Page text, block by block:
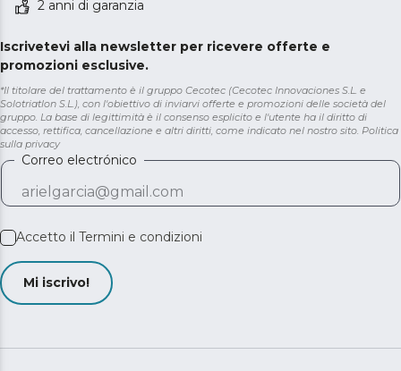
2 anni di garanzia
Iscrivetevi alla newsletter per ricevere offerte e
promozioni esclusive.
*Il titolare del trattamento è il gruppo Cecotec (Cecotec Innovaciones S.L. e
Solotriatlon S.L.), con l'obiettivo di inviarvi offerte e promozioni delle società del
gruppo. La base di legittimità è il consenso esplicito e l'utente ha il diritto di
accesso, rettifica, cancellazione e altri diritti, come indicato nel nostro sito. Politica
sulla privacy
Correo electrónico
Accetto il Termini e condizioni
Mi iscrivo!